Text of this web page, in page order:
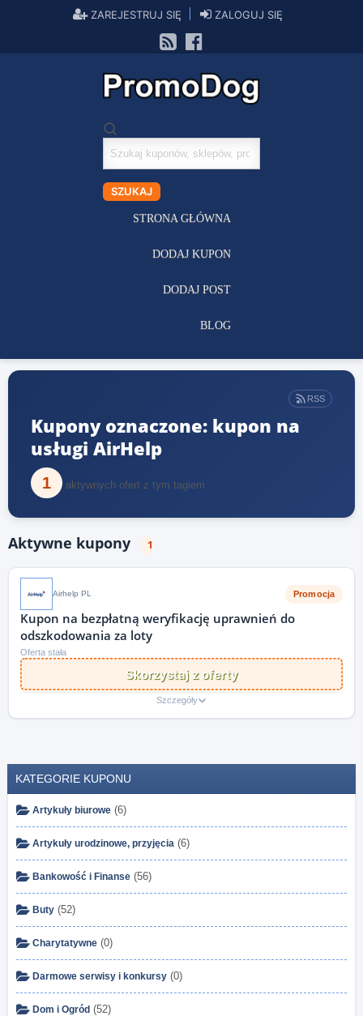
ZAREJESTRUJ SIĘ ZALOGUJ SIĘ
Szukaj
kuponów
SZUKAJ
STRONA GŁÓWNA
DODAJ KUPON
DODAJ POST
BLOG
RSS
Kupony oznaczone: kupon na
usługi AirHelp
1 aktywnych ofert z tym tagiem
Aktywne kupony 1
Airhelp PL Promocja
Kupon na bezpłatną weryfikację uprawnień do
odszkodowania za loty
Oferta stała
Skorzystaj z oferty
Szczegóły
KATEGORIE KUPONU
Artykuły biurowe (6)
Artykuły urodzinowe, przyjęcia (6)
Bankowość i Finanse (56)
Buty (52)
Charytatywne (0)
Darmowe serwisy i konkursy (0)
Dom i Ogród (52)